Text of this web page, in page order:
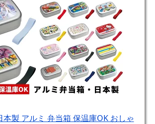
本製 アルミ 弁当箱 保温庫OK おしゃ